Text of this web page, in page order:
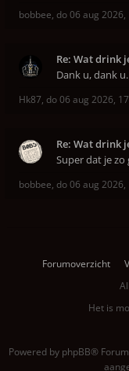
bobbee, do 06 aug 2026,
Re: Wat drink
Dank u, dank
Hk87, do 06 aug 2026,
Re: Wat drink
Super dat je
bobbee, do 06 aug 2026,
Forumoverzicht
Het is
Powered by phpBB®